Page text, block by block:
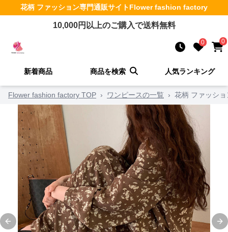
花柄 ファッション専門通販サイトFlower fashion factory
10,000円以上のご購入で送料無料
0 0
新着商品 商品を検索 人気ランキング
Flower fashion factory TOP › ワンピースの一覧 › 花柄 ファッシ
Previous slide